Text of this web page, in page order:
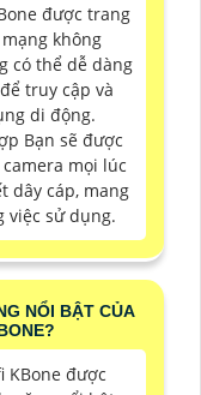
được trang
không
có thể dễ dàng
truy cập và
di động.
Bạn sẽ được
mọi lúc
dây cáp, mang
việc sử dụng.
NỔI BẬT CỦA
KBone được